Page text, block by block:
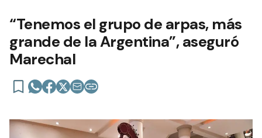
“Tenemos el grupo de arpas, más
grande de la Argentina”, aseguró
Marechal